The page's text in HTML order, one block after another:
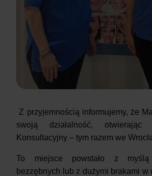
Z przyjemnością informujemy, że
swoją działalność,
Konsultacyjny – tym razem we
To miejsce powstało z
bezzębnych lub z dużymi brakami w